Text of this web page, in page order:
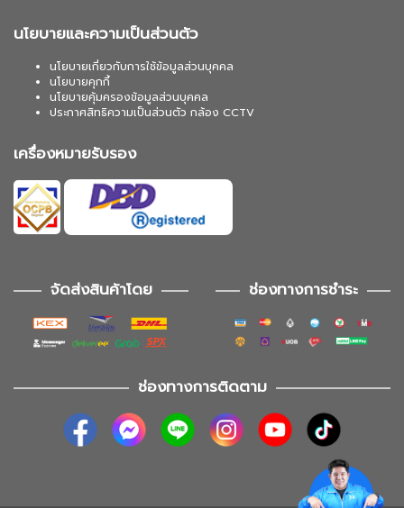
นโยบายและความเป็นส่วนตัว
นโยบายเกี่ยวกับการใช้ข้อมูลส่วนบุคคล
นโยบายคุกกี้
นโยบายคุ้มครองข้อมูลส่วนบุคคล
ประกาศสิทธิความเป็นส่วนตัว กล้อง CCTV
เครื่องหมายรับรอง
จัดส่งสินค้าโดย ช่องทางการชำระ
ช่องทางการติดตาม